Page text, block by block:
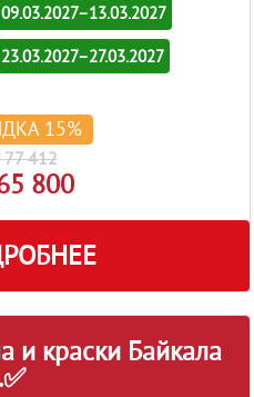
09.03.2027–13.03.2027
23.03.2027–27.03.2027
15%
77 412
800
и краски Байкала